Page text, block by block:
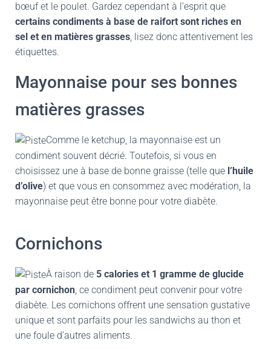
bœuf et le poulet. Gardez cependant à l’esprit que
certains condiments à base de raifort sont riches en
sel et en matières grasses, lisez donc attentivement les
étiquettes.
Mayonnaise pour ses bonnes
matières grasses
Comme le ketchup, la mayonnaise est un
condiment souvent décrié. Toutefois, si vous en
choisissez une à base de bonne graisse (telle que l’huile
d’olive) et que vous en consommez avec modération, la
mayonnaise peut être bonne pour votre diabète.
Cornichons
À raison de 5 calories et 1 gramme de glucide
par cornichon, ce condiment peut convenir pour votre
diabète. Les cornichons offrent une sensation gustative
unique et sont parfaits pour les sandwichs au thon et
une foule d’autres aliments.